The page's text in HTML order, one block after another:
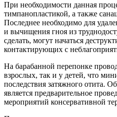
При необходимости данная
тимпанопластикой, а также
Последнее необходимо для
и вычищения гноя из
сделать, могут начаться
контактирующих с
На барабанной перепонке
взрослых, так и у детей, что
последствия затяжного отита.
является предварительное
мероприятий консервативной